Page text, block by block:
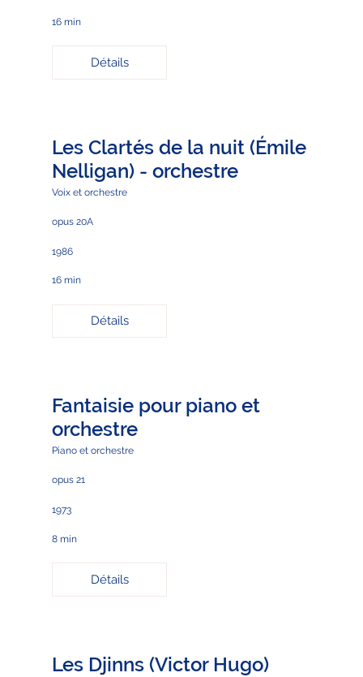
16 min
Détails
Les Clartés de la nuit (Émile
Nelligan) - orchestre
Voix et orchestre
opus 20A
1986
16 min
Détails
Fantaisie pour piano et
orchestre
Piano et orchestre
opus 21
1973
8 min
Détails
Les Djinns (Victor Hugo)